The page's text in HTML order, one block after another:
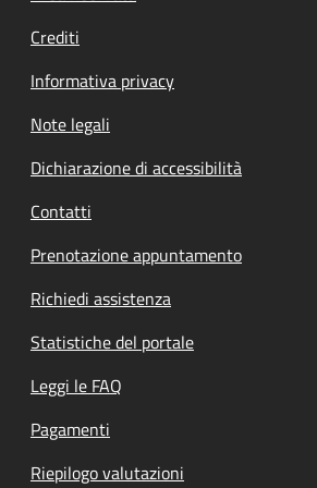
Crediti
Informativa privacy
Note legali
Dichiarazione di accessibilità
Contatti
Prenotazione appuntamento
Richiedi assistenza
Statistiche del portale
Leggi le FAQ
Pagamenti
Riepilogo valutazioni